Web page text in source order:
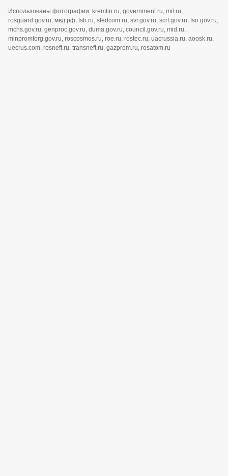
Использованы фотографии: kremlin.ru, government.ru, mil.ru,
rosguard.gov.ru, мвд.рф, fsb.ru, sledcom.ru, svr.gov.ru, scrf.gov.ru, fso.gov.ru,
mchs.gov.ru, genproc.gov.ru, duma.gov.ru, council.gov.ru, mid.ru,
minpromtorg.gov.ru, roscosmos.ru, roe.ru, rostec.ru, uacrussia.ru, aoosk.ru,
uecrus.com, rosneft.ru, transneft.ru, gazprom.ru, rosatom.ru